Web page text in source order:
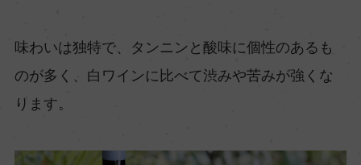
味わいは独特で、タンニンと酸味に個性のあるも
のが多く、白ワインに比べて渋みや苦みが強くな
ります。